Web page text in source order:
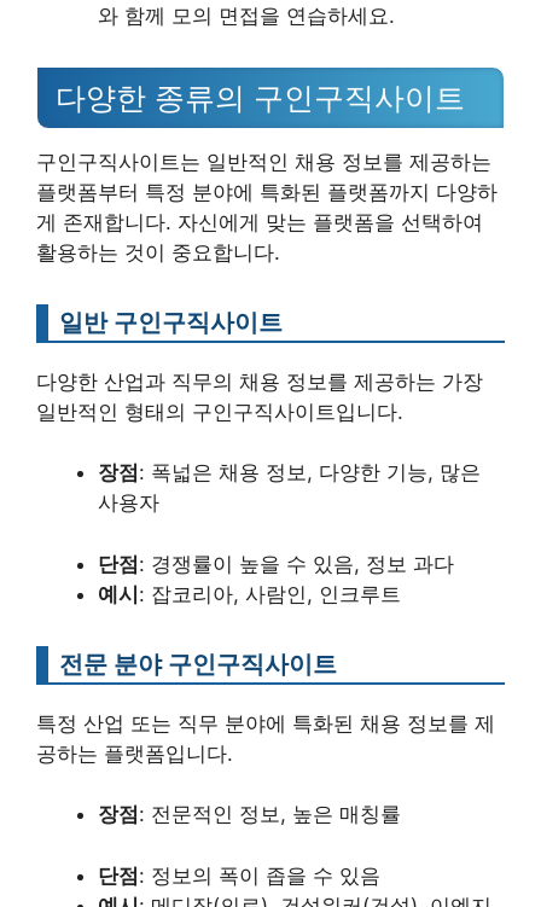
와 함께 모의 면접을 연습하세요.
다양한 종류의 구인구직사이트
구인구직사이트는 일반적인 채용 정보를 제공하는
플랫폼부터 특정 분야에 특화된 플랫폼까지 다양하
게 존재합니다. 자신에게 맞는 플랫폼을 선택하여
활용하는 것이 중요합니다.
일반 구인구직사이트
다양한 산업과 직무의 채용 정보를 제공하는 가장
일반적인 형태의 구인구직사이트입니다.
장점 : 폭넓은 채용 정보, 다양한 기능, 많은
사용자
단점: 경쟁률이 높을 수 있음, 정보 과다
예시: 잡코리아, 사람인, 인크루트
전문 분야 구인구직사이트
특정 산업 또는 직무 분야에 특화된 채용 정보를 제
공하는 플랫폼입니다.
장점 : 전문적인 정보, 높은 매칭률
단점: 정보의 폭이 좁을 수 있음